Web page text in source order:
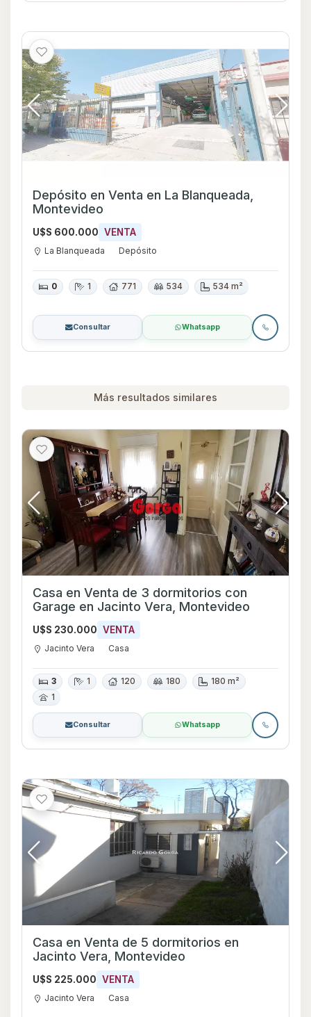
Depósito en Venta en La Blanqueada,
Montevideo
U$S 600.000 VENTA
La Blanqueada Depósito
0 1 771 534 534 m²
Consultar Whatsapp
Más resultados similares
Casa en Venta de 3 dormitorios con
Garage en Jacinto Vera, Montevideo
U$S 230.000 VENTA
Jacinto Vera Casa
3 1 120 180
180 m²
1
Consultar Whatsapp
Casa en Venta de 5 dormitorios en
Jacinto Vera, Montevideo
U$S 225.000 VENTA
Jacinto Vera Casa